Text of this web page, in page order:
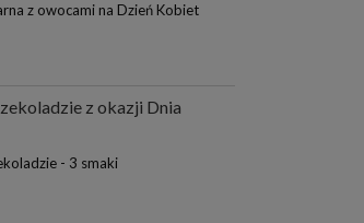
z owocami na Dzień Kobiet
z okazji Dnia
- 3 smaki